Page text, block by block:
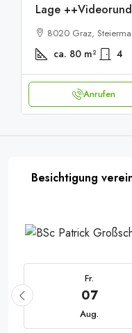
Lage
8020 Graz,
ca. 80 m² 4
Anrufen
Besichtigung
Fr.
07
Aug.